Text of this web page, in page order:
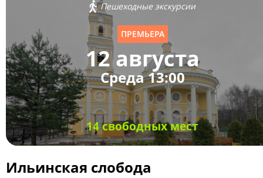
Пешеходные экскурсии
ПРЕМЬЕРА
12 августа
Среда 13:00
14 свободных мест
Ильинская слобода